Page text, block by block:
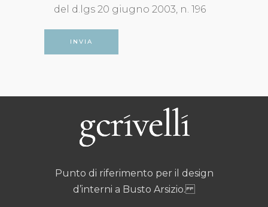
del d.lgs 20 giugno 2003, n. 196
Punto di riferimento per il design
d’interni a Busto Arsizio.